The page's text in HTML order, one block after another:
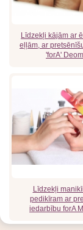
Līdzekļi kājām ar
eļļām, ar
'forA'
Līdzekļi
pedikīram ar
iedarbību forA